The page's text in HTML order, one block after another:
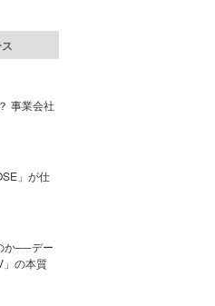
事業会社
」が仕
か──デー
」の本質